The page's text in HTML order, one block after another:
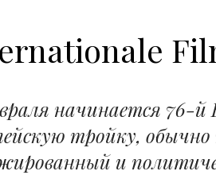
начинается 76-
тройку,
и